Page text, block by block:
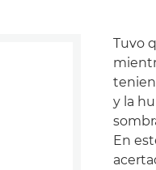
Tuvo
y la
En